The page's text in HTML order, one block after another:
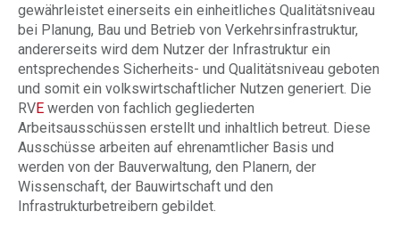
gewährleistet einerseits ein einheitliches Qualitätsniveau
bei Planung, Bau und Betrieb von Verkehrsinfrastruktur,
andererseits wird dem Nutzer der Infrastruktur ein
entsprechendes Sicherheits- und Qualitätsniveau geboten
und somit ein volkswirtschaftlicher Nutzen generiert. Die
RVE werden von fachlich gegliederten
Arbeitsausschüssen erstellt und inhaltlich betreut. Diese
Ausschüsse arbeiten auf ehrenamtlicher Basis und
werden von der Bauverwaltung, den Planern, der
Wissenschaft, der Bauwirtschaft und den
Infrastrukturbetreibern gebildet.